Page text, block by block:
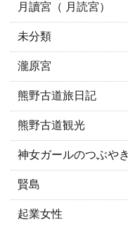
月讀宮（ 月読宮）
未分類
瀧原宮
熊野古道旅日記
熊野古道観光
神女ガールのつぶやき
賢島
起業女性